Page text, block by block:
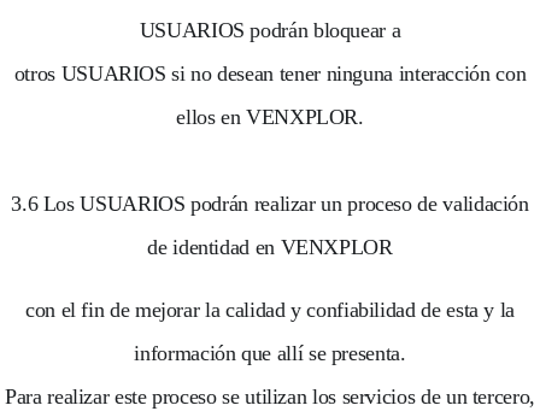
USUARIOS podrán bloquear a
otros USUARIOS si no desean tener ninguna interacción con
ellos en VENXPLOR.
3.6 Los USUARIOS podrán realizar un proceso de validación
de identidad en VENXPLOR
con el fin de mejorar la calidad y confiabilidad de esta y la
información que allí se presenta.
Para realizar este proceso se utilizan los servicios de un tercero,